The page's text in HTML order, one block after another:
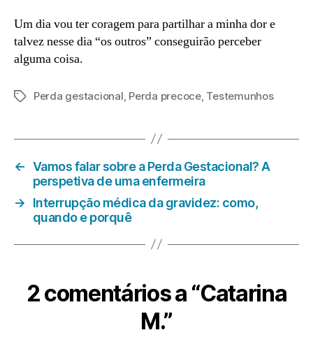
Um dia vou ter coragem para partilhar a minha dor e
talvez nesse dia “os outros” conseguirão perceber
alguma coisa.
Etiquetas
Perda gestacional Perda precoce, Testemunhos
← Vamos falar sobre a Perda Gestacional? A
perspetiva de uma enfermeira
→
Interrupção médica da gravidez: como,
quando e porquê
2 comentários a “Catarina
M.”